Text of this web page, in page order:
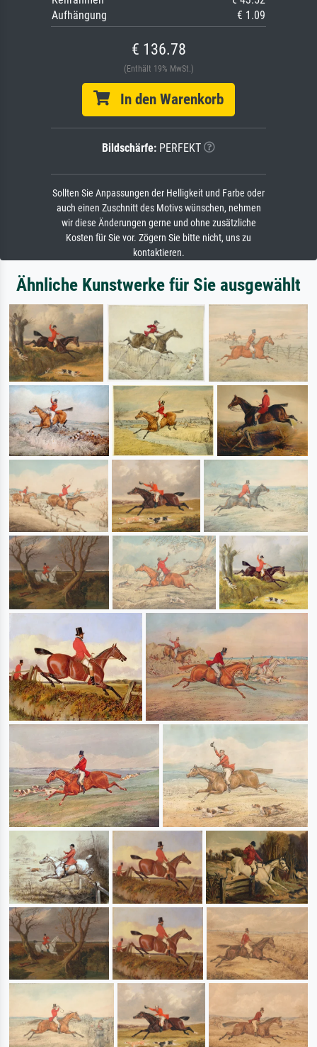
Aufhängung
€ 1.09
€ 136.78
(Enthält 19% MwSt.)
In den Warenkorb
Bildschärfe: PERFEKT
Sollten Sie Anpassungen der Helligkeit und Farbe oder
auch einen Zuschnitt des Motivs wünschen, nehmen
wir diese Änderungen gerne und ohne zusätzliche
Kosten für Sie vor. Zögern Sie bitte nicht, uns zu
kontaktieren.
Ähnliche Kunstwerke für Sie ausgewählt